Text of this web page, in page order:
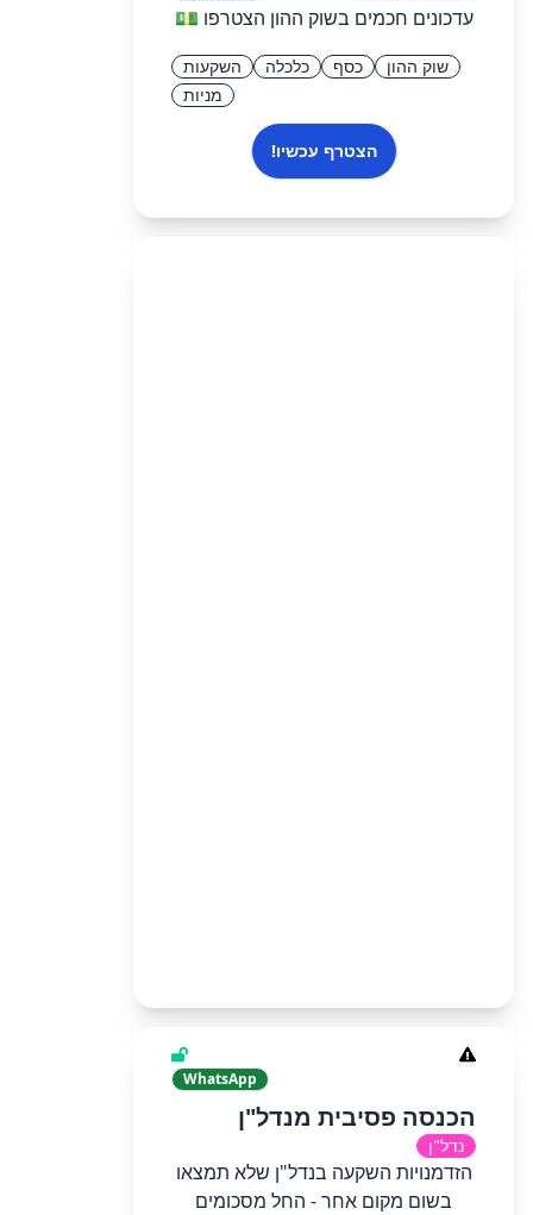
עדכונים חכמים בשוק ההון הצטרפו 💵
שוק ההון כסף כלכלה
השקעות
מניות
הצטרף עכשיו!
WhatsApp
הכנסה פסיבית מנדל"ן
נדל"ן
הזדמנויות השקעה בנדל"ן שלא תמצאו
בשום מקום אחר - החל מסכומים